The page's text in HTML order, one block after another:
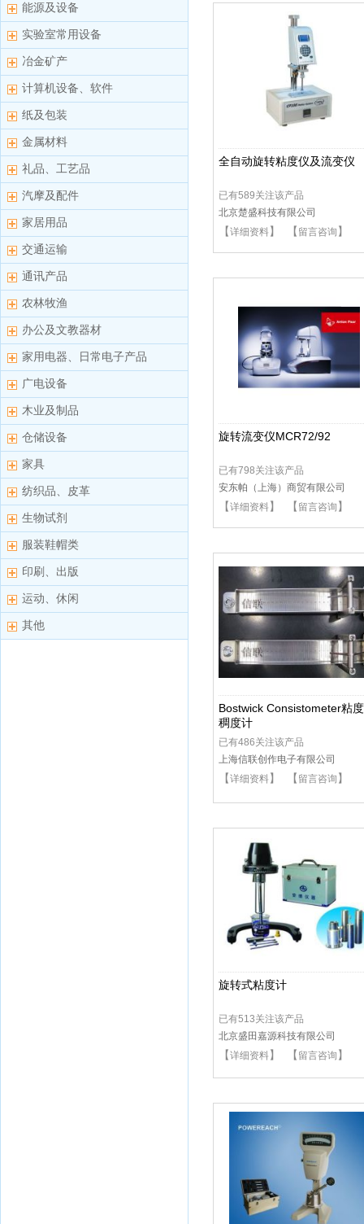
能源及设备
实验室常用设备
冶金矿产
计算机设备、软件
纸及包装
金属材料
礼品、工艺品
汽摩及配件
家居用品
交通运输
通讯产品
农林牧渔
办公及文教器材
家用电器、日常电子产品
广电设备
木业及制品
仓储设备
家具
纺织品、皮革
生物试剂
服装鞋帽类
印刷、出版
运动、休闲
其他
全自动旋转粘度仪及流变仪
已有589关注该产品
北京楚盛科技有限公司
【详细资料】 【 留言咨询 】
旋转流变仪MCR72/92
已有798关注该产品
安东帕（上海）商贸有限公司
【详细资料】 【 留言咨询 】
Bostwick Consistometer粘
稠度计
已有486关注该产品
上海信联创作电子有限公司
【详细资料】 【 留言咨询 】
旋转式粘度计
已有513关注该产品
北京盛田嘉源科技有限公司
【详细资料】 【 留言咨询 】